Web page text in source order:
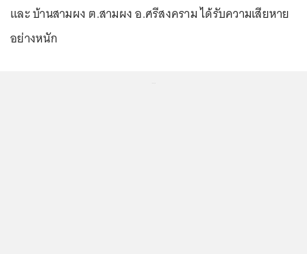
และ บ้านสามผง ต.สามผง อ.ศรีสงคราม ได้รับความเสียหาย
อย่างหนัก